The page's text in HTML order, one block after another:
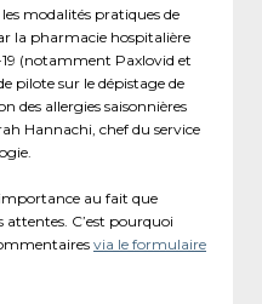
modalités pratiques de
la pharmacie hospitalière
(notamment Paxlovid et
pilote sur le dépistage de
des allergies saisonnières
Hannachi, chef du service
au fait que
attentes. C’est pourquoi
via le formulaire